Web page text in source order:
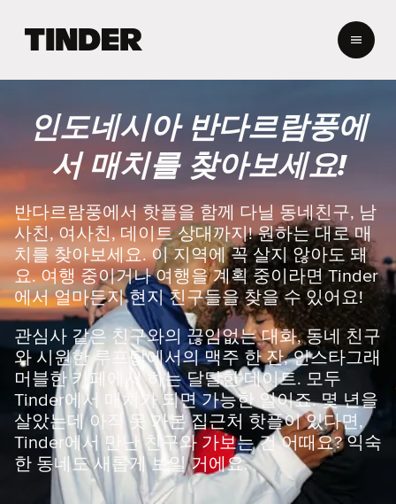
e
r
홈
인도네시아 반다르람풍에
서 매치를 찾아보세요!
반다르람풍에서 핫플을 함께 다닐 동네친구, 남
사친, 여사친, 데이트 상대까지! 원하는 대로 매
치를 찾아보세요. 이 지역에 꼭 살지 않아도 돼
요. 여행 중이거나 여행을 계획 중이라면 Tinder
에서 얼마든지 현지 친구들을 찾을 수 있어요!
관심사 같은 친구와의 끊임없는 대화, 동네 친구
와 시원한 루프탑에서의 맥주 한 잔, 인스타그래
머블한 카페에서 하는 달달한 데이트. 모두
Tinder에서 매치가 되면 가능한 일이죠. 몇 년을
살았는데 아직 못 가본 집근처 핫플이 있다면,
Tinder에서 만난 친구와 가보는 건 어때요? 익숙
한 동네도 새롭게 보일 거에요.